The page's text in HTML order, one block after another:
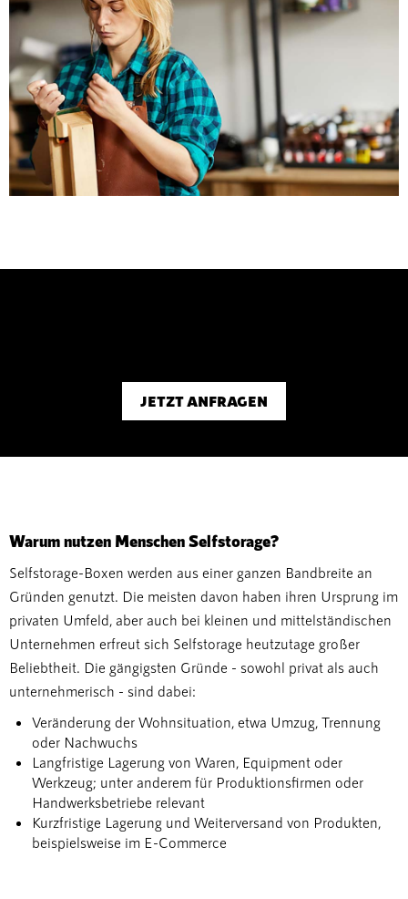
JETZT ANFRAGEN
Warum nutzen Menschen Selfstorage?
Selfstorage-Boxen werden aus einer ganzen Bandbreite an
Gründen genutzt. Die meisten davon haben ihren Ursprung im
privaten Umfeld, aber auch bei kleinen und mittelständischen
Unternehmen erfreut sich Selfstorage heutzutage großer
Beliebtheit. Die gängigsten Gründe - sowohl privat als auch
unternehmerisch - sind dabei:
Veränderung der Wohnsituation, etwa Umzug, Trennung
oder Nachwuchs
Langfristige Lagerung von Waren, Equipment oder
Werkzeug; unter anderem für Produktionsfirmen oder
Handwerksbetriebe relevant
Kurzfristige Lagerung und Weiterversand von Produkten,
beispielsweise im E-Commerce